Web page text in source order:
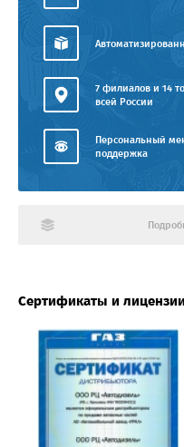
7 филиалов и 14
всей России
Персональный
поддержка
Сертификаты и